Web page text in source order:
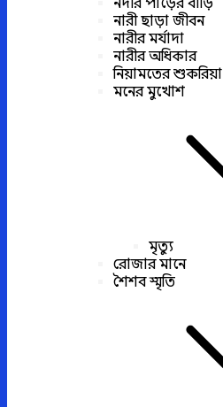
নদীর পাড়ের বাড়ি
নারী ছাড়া জীবন
নারীর মর্যাদা
নারীর অধিকার
নিয়ামতের শুকরিয়া
মনের মুখোশ
মৃত্যু
রোজার মানে
শৈশব স্মৃতি